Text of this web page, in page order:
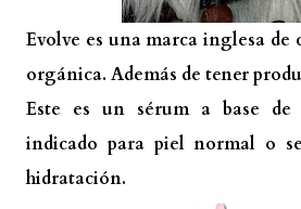
Evolve es una marca inglesa
orgánica. Además de tener
Este es un sérum a base de
indicado para piel normal o
hidratación.